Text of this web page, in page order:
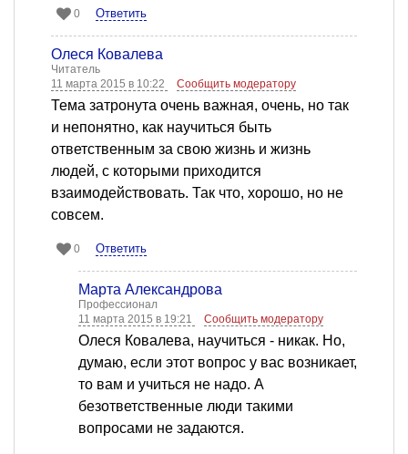
0 Ответить
Олеся Ковалева
Читатель
11 марта 2015 в 10:22
Сообщить модератору
Тема затронута очень важная, очень, но так
и непонятно, как научиться быть
ответственным за свою жизнь и жизнь
людей, с которыми приходится
взаимодействовать. Так что, хорошо, но не
совсем.
0 Ответить
Марта Александрова
Профессионал
11 марта 2015 в 19:21
Сообщить модератору
Олеся Ковалева, научиться - никак. Но,
думаю, если этот вопрос у вас возникает,
то вам и учиться не надо. А
безответственные люди такими
вопросами не задаются.